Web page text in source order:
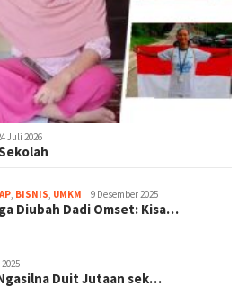
Juli 2026
, BISNIS, UMKM 9 Desember 2025
Diubah Dadi Omset: Kisa…
Duit Jutaan sek…